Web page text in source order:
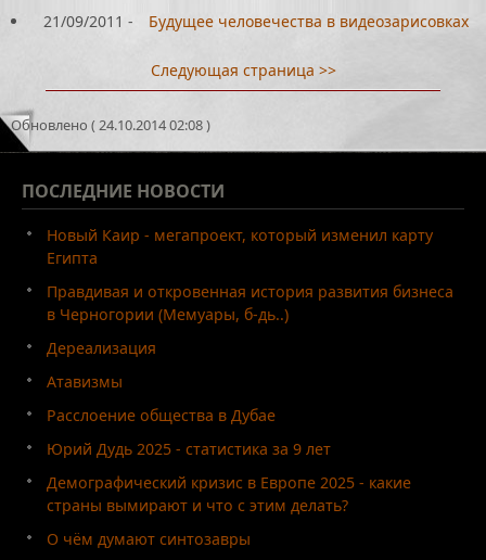
21/09/2011 - Будущее человечества в видеозарисовках
Следующая страница >>
Обновлено ( 24.10.2014 02:08 )
ПОСЛЕДНИЕ НОВОСТИ
Новый Каир - мегапроект, который изменил карту
Египта
Правдивая и откровенная история развития бизнеса
в Черногории (Мемуары, б-дь..)
Дереализация
Атавизмы
Расслоение общества в Дубае
Юрий Дудь 2025 - статистика за 9 лет
Демографический кризис в Европе 2025 - какие
страны вымирают и что с этим делать?
О чём думают синтозавры